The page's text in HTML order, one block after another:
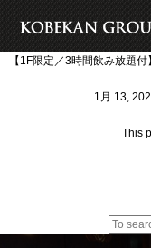
【1F限定／3時間飲み放題
1月 13,
This